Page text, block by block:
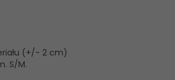
(+/- 2 cm)
S/M.